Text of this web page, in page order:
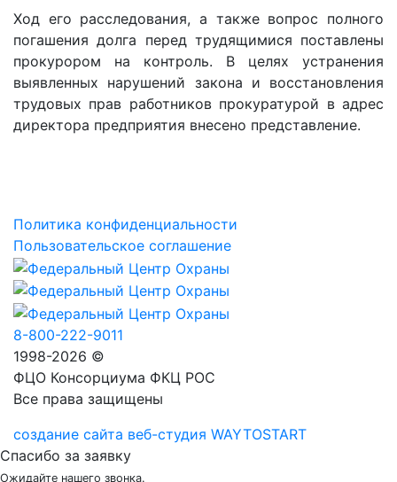
Ход его расследования, а также вопрос полного
погашения долга перед трудящимися поставлены
прокурором на контроль. В целях устранения
выявленных нарушений закона и восстановления
трудовых прав работников прокуратурой в адрес
директора предприятия внесено представление.
Политика конфиденциальности
Пользовательское соглашение
8-800-222-9011
1998-2026 ©
ФЦО Консорциума ФКЦ РОС
Все права защищены
создание сайта веб-студия WAYTOSTART
Спасибо за заявку
Ожидайте нашего звонка.